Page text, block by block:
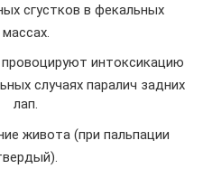
сгустков в фекальных
массах.
интоксикацию
случаях паралич задних
лап.
живота (при пальпации